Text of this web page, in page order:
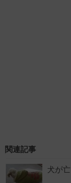
関連記事
犬が